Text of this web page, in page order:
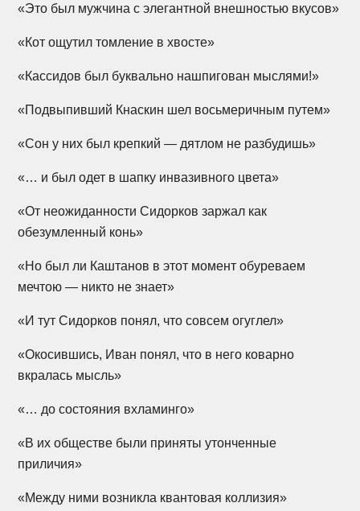
«Это был мужчина с элегантной внешностью вкусов»
«Кот ощутил томление в хвосте»
«Кассидов был буквально нашпигован мыслями!»
«Подвыпивший Кнаскин шел восьмеричным путем»
«Сон у них был крепкий — дятлом не разбудишь»
«… и был одет в шапку инвазивного цвета»
«От неожиданности Сидорков заржал как
обезумленный конь»
«Но был ли Каштанов в этот момент обуреваем
мечтою — никто не знает»
«И тут Сидорков понял, что совсем огуглел»
«Окосившись, Иван понял, что в него коварно
вкралась мысль»
«… до состояния вхламинго»
«В их обществе были приняты утонченные
приличия»
«Между ними возникла квантовая коллизия»